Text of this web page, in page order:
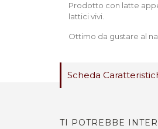
Prodotto con latte
lattici vivi.
Ottimo da gustare al
Scheda
TI POTREBBE